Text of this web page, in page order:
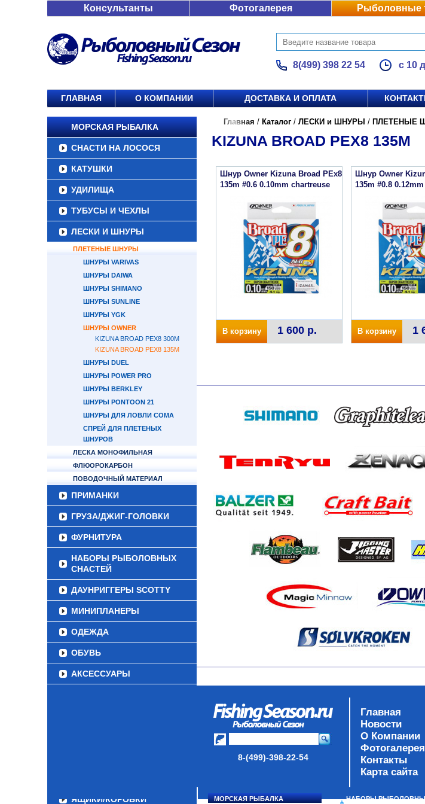
Консультанты Фотогалерея Рыболовные
8(499) 398 22 54 с 10
ГЛАВНАЯ О КОМПАНИИ ДОСТАВКА И ОПЛАТА
МОРСКАЯ РЫБАЛКА
СНАСТИ НА ЛОСОСЯ
КАТУШКИ
УДИЛИЩА
ТУБУСЫ И ЧЕХЛЫ
ЛЕСКИ И ШНУРЫ
ПЛЕТЕНЫЕ ШНУРЫ
ШНУРЫ VARIVAS
ШНУРЫ DAIWA
ШНУРЫ SHIMANO
ШНУРЫ SUNLINE
ШНУРЫ YGK
ШНУРЫ OWNER
KIZUNA BROAD PEX8 300M
KIZUNA BROAD PEX8 135M
ШНУРЫ DUEL
ШНУРЫ POWER PRO
ШНУРЫ BERKLEY
ШНУРЫ PONTOON 21
ШНУРЫ ДЛЯ ЛОВЛИ СОМА
СПРЕЙ ДЛЯ ПЛЕТЕНЫХ
ШНУРОВ
ЛЕСКА МОНОФИЛЬНАЯ
ФЛЮОРОКАРБОН
ПОВОДОЧНЫЙ МАТЕРИАЛ
ПРИМАНКИ
ГРУЗА/ДЖИГ-ГОЛОВКИ
ФУРНИТУРА
НАБОРЫ РЫБОЛОВНЫХ
СНАСТЕЙ
ДАУНРИГГЕРЫ SCOTTY
МИНИПЛАНЕРЫ
ОДЕЖДА
ОБУВЬ
АКСЕССУАРЫ
ЯЩИКИ/КОРОБКИ
Главная / Каталог / ЛЕСКИ и ШНУРЫ / ПЛЕТЕНЫЕ
KIZUNA BROAD PEX8 135M
Шнур Owner Kizuna Broad PEx8
135m #0.6 0.10mm chartreuse
В корзину 1 600 р.
Шнур Owner
135m #0.8
В корзину 1
8-(499)-398-22-54
Главная
Новости
О Компании
Фотогалерея
Контакты
Карта сайта
МОРСКАЯ РЫБАЛКА НАБОРЫ